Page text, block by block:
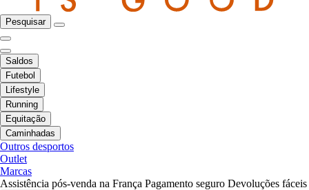
Pesquisar
Saldos
Futebol
Lifestyle
Running
Equitação
Caminhadas
Outros desportos
Outlet
Marcas
Assistência pós-venda na França Pagamento seguro Devoluções fáceis